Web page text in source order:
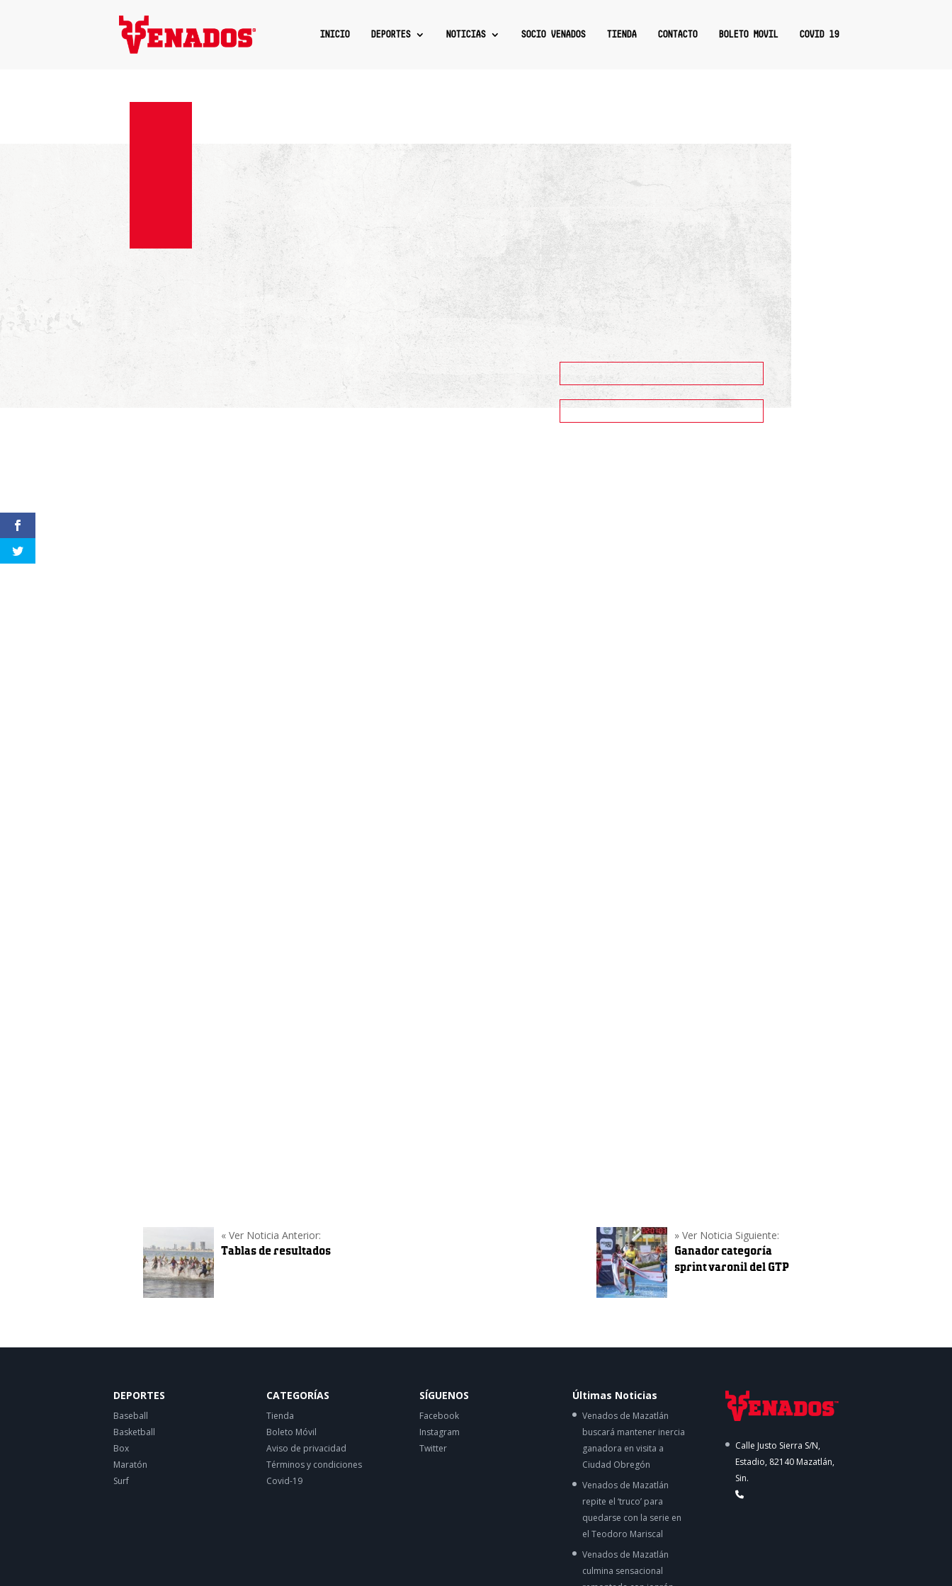
INICIO DEPORTES NOTICIAS SOCIO VENADOS TIENDA CONTACTO BOLETO MOVIL COVID 19
« Ver Noticia Anterior:
Tablas de resultados
» Ver Noticia Siguiente:
Ganador categoría
sprint varonil del GTP
DEPORTES
Baseball
Basketball
Box
Maratón
Surf
CATEGORÍAS
Tienda
Boleto Móvil
Aviso de privacidad
Términos y condiciones
Covid-19
SÍGUENOS
Facebook
Instagram
Twitter
Últimas Noticias
Venados de Mazatlán
buscará mantener inercia
ganadora en visita a
Ciudad Obregón
Venados de Mazatlán
repite el ‘truco’ para
quedarse con la serie en
el Teodoro Mariscal
Venados de Mazatlán
culmina sensacional
Calle Justo Sierra S/N,
Estadio, 82140 Mazatlán,
Sin.